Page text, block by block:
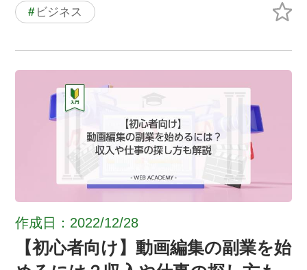
# ビジネス
作成日：2022/12/28
【初心者向け】動画編集の副業を始